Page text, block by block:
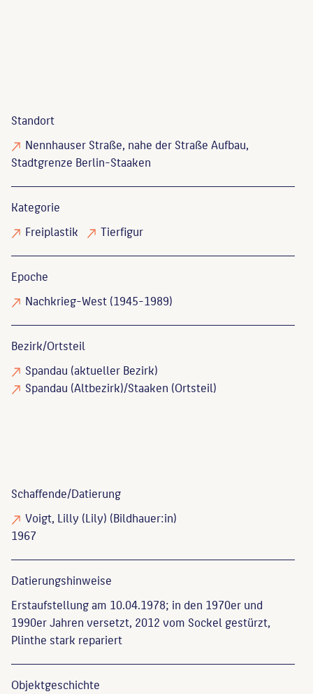
Standort
Nennhauser Straße, nahe der Straße Aufbau,
Stadtgrenze Berlin-Staaken
Kategorie
Freiplastik
Tierfigur
Epoche
Nachkrieg-West (1945-1989)
Bezirk/Ortsteil
Spandau (aktueller Bezirk)
Spandau (Altbezirk)/Staaken (Ortsteil)
Schaffende/Datierung
Voigt, Lilly (Lily) (Bildhauer:in)
1967
Datierungs­hinweise
Erstaufstellung am 10.04.1978; in den 1970er und
1990er Jahren versetzt, 2012 vom Sockel gestürzt,
Plinthe stark repariert
Objekt­geschichte